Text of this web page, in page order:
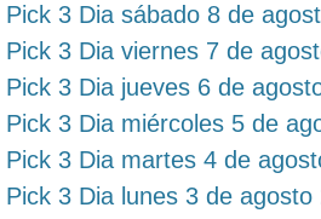
Pick 3 Dia sábado 8 de
Pick 3 Dia viernes 7 de
Pick 3 Dia jueves 6 de
Pick 3 Dia miércoles 5 de
Pick 3 Dia martes 4 de
Pick 3 Dia lunes 3 de agosto